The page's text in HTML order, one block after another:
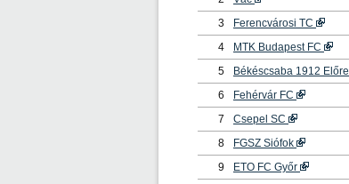
3
Ferencvárosi TC
4
MTK Budapest FC
5
Békéscsaba 1912 Előre
6
Fehérvár FC
7
Csepel SC
8
FGSZ Siófok
9
ETO FC Győr